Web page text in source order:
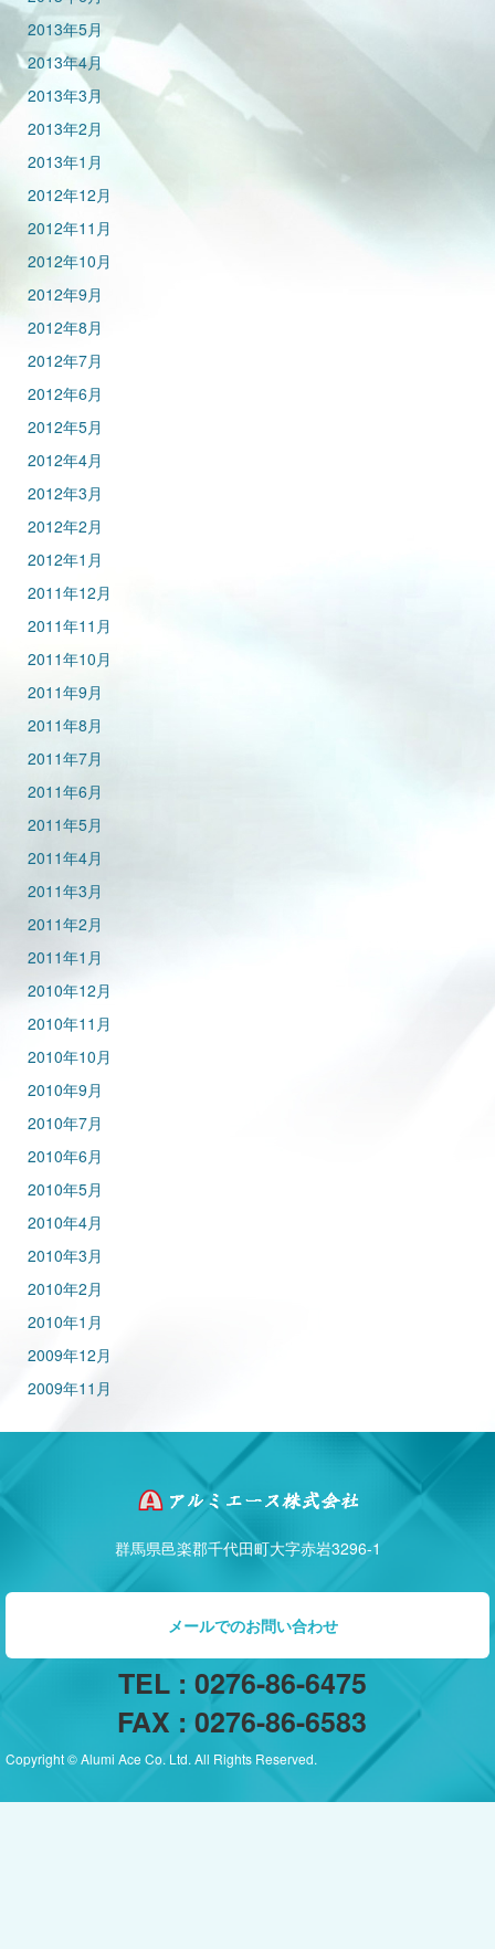
2013年5月
2013年4月
2013年3月
2013年2月
2013年1月
2012年12月
2012年11月
2012年10月
2012年9月
2012年8月
2012年7月
2012年6月
2012年5月
2012年4月
2012年3月
2012年2月
2012年1月
2011年12月
2011年11月
2011年10月
2011年9月
2011年8月
2011年7月
2011年6月
2011年5月
2011年4月
2011年3月
2011年2月
2011年1月
2010年12月
2010年11月
2010年10月
2010年9月
2010年7月
2010年6月
2010年5月
2010年4月
2010年3月
2010年2月
2010年1月
2009年12月
2009年11月
群馬県邑楽郡千代田町大字赤岩3296-1
メールでのお問い合わせ
TEL : 0276-86-6475
FAX : 0276-86-6583
Copyright © Alumi Ace Co. Ltd. All Rights Reserved.